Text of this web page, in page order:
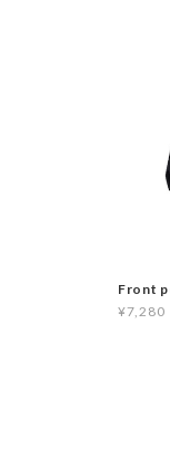
Front
¥7,280